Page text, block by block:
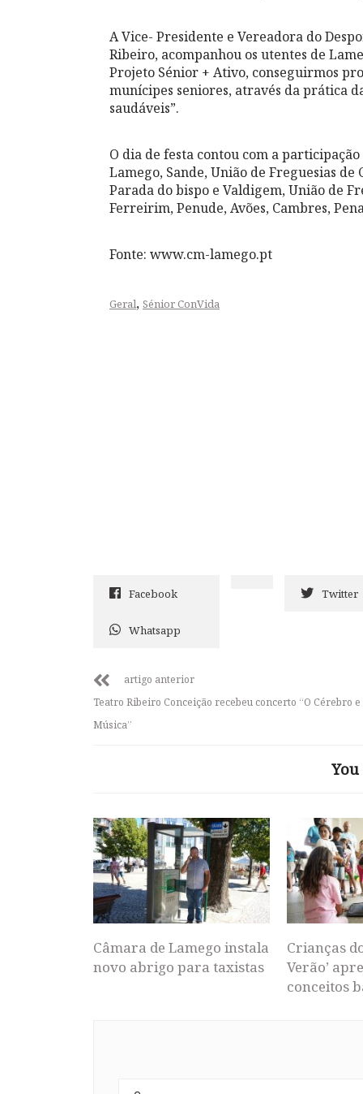
A Vice- Presidente e Vereadora do
Ribeiro, acompanhou os utentes de
Projeto Sénior + Ativo, conseguirmos
munícipes seniores, através da prática
saudáveis”.
O dia de festa contou com a
Lamego, Sande, União de Freguesias
Parada do bispo e Valdigem, União de
Ferreirim, Penude, Avões, Cambres,
Fonte: www.cm-lamego.pt
Geral, Sénior ConVida
Facebook Twitter
Whatsapp
artigo anterior
Teatro Ribeiro Conceição recebeu concerto “O Cérebro e
Música”
Câmara de Lamego instala
novo abrigo para taxistas
Crianças
Verão’
conceitos